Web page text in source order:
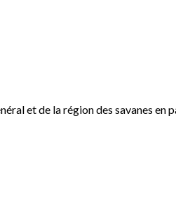
et de la région des savanes